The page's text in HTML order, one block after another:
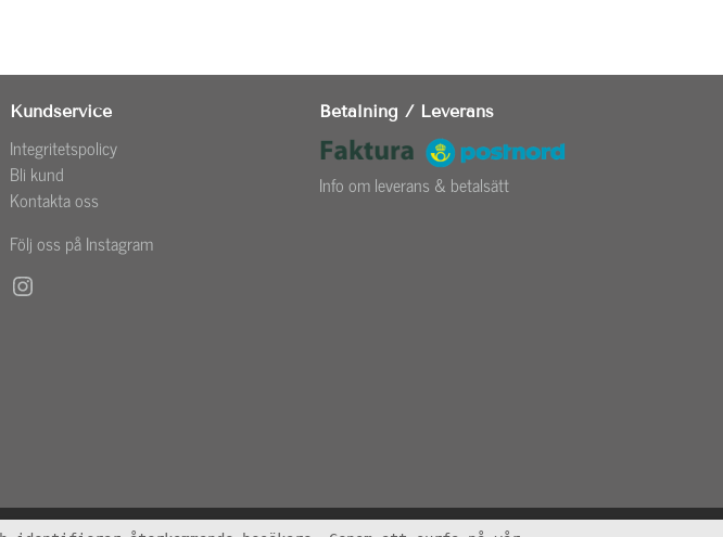
Kundservice
Integritetspolicy
Bli kund
Kontakta oss
Följ oss på Instagram
Instagram
Betalning / Leverans
Info om leverans & betalsätt